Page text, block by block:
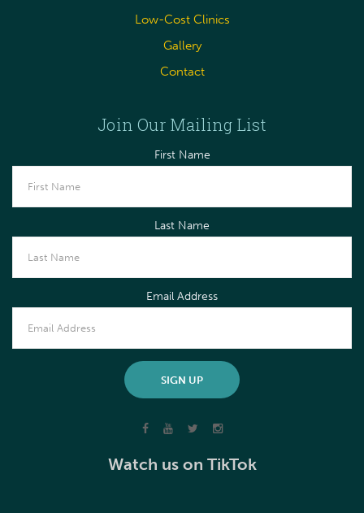
Low-Cost Clinics
Gallery
Contact
Join Our Mailing List
First Name
Last Name
Email Address
Watch us on TikTok